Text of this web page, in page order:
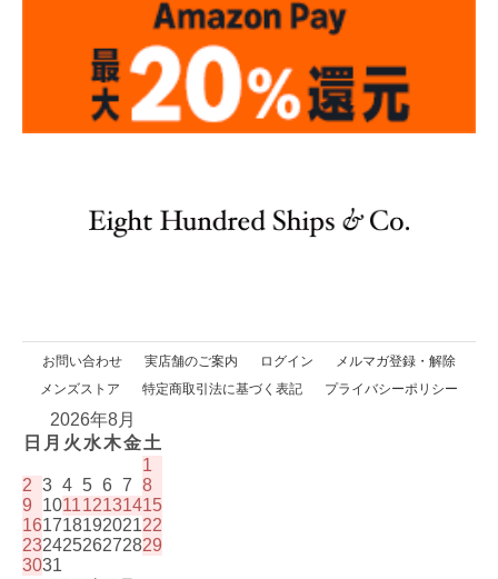
お問い合わせ 実店舗のご案内 ログイン
メルマガ登録・解除
メンズストア
特定商取引法に基づく表記 プライバシーポリシー
2026年8月
日 月 火 水木金土
1
2 3 4 5 6 7 8
9
101112131415
16171819202122
23242526272829
3031